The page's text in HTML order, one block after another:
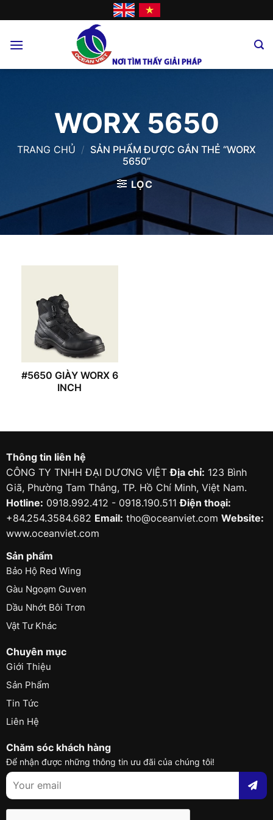
to
WORX 5650
TRANG CHỦ / SẢN PHẨM ĐƯỢC GẮN THẺ “WORX
5650”
LỌC
#5650 GIÀY WORX 6
INCH
Thông tin liên hệ
CÔNG TY TNHH ĐẠI DƯƠNG VIỆTĐịa chỉ: 123 Bình
Giã, Phường Tam Thắng, TP. Hồ Chí Minh, Việt Nam.
Hotline: 0918.992.412 - 0918.190.511Điện thoại:
+84.254.3584.682 Email: tho@oceanviet.com Website:
www.oceanviet.com
Sản phẩm
Bảo Hộ Red Wing
Gàu Ngoạm Guven
Dầu Nhớt Bôi Trơn
Vật Tư Khác
Chuyên mục
Giới Thiệu
Sản Phẩm
Tin Tức
Liên Hệ
Chăm sóc khách hàng
Để nhận được những thông tin ưu đãi của chúng tôi!